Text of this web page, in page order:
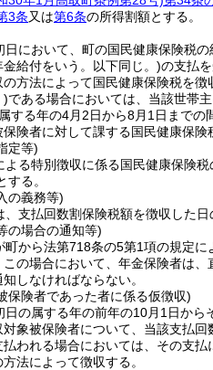
3条又は第6条の所得割額とする。
日において、町の国民健康保険税
給付をいう。以下同じ。)の支払
の方法によって国民健康保険税を
)である場合においては、当該世帯
する年の4月2日から8月1日までの
険者に対して課する国民健康保
定等)
よる特別徴収に係る国民健康保険
する。
の義務等)
、支払回数割保険税額を徴収した
の場合の通知等)
町から法第718条の5第1項の規定
この場合において、年金保険者は
しなければならない。
保険者であった者に係る仮徴収)
日の属する年の前年の10月1日か
象被保険者について、当該支払
払われる場合においては、その支
法によって徴収する。